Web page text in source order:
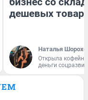
дешевых
Наталья
Открыла
деньги